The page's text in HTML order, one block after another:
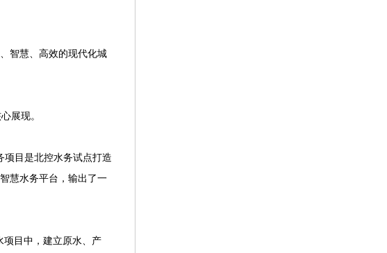
智慧、高效的现代化城
展现。
目是北控水务试点打造
慧水务平台，输出了一
目中，建立原水、产